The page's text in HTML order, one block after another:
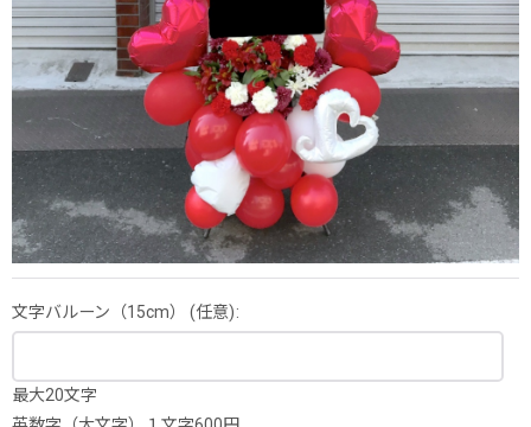
文字バルーン（15cm） (任意):
最大20文字